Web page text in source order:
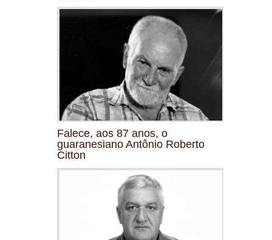
Falece, aos 87 anos, o
guaranesiano Antônio Roberto
Citton